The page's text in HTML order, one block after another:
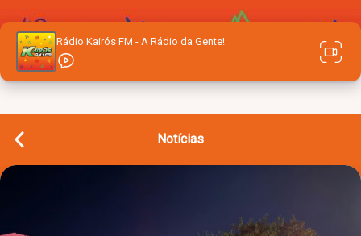
Rádio Kairós FM - A Rádio da Gente!
Notícias